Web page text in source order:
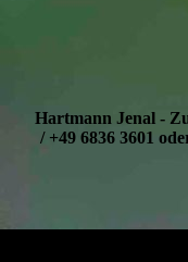
Hartmann Jenal -
/ +49 6836 3601